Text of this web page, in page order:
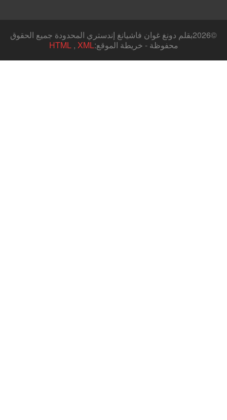
©
2026بقلم دونغ غوان فاشيانغ إندستري المحدودة جميع الحقوق
محفوظة - خريطة الموقع:
HTML, XML